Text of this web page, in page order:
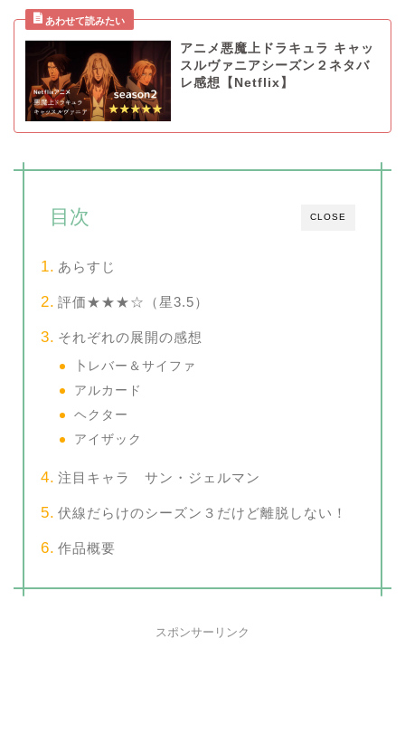
アニメ悪魔上ドラキュラ キャッ
スルヴァニアシーズン２ネタバ
レ感想【Netflix】
CLOSE
目次
あらすじ
評価★★★☆（星3.5）
それぞれの展開の感想
卜レバー＆サイファ
アルカード
ヘクター
アイザック
注目キャラ サン・ジェルマン
伏線だらけのシーズン３だけど離脱しない！
作品概要
スポンサーリンク